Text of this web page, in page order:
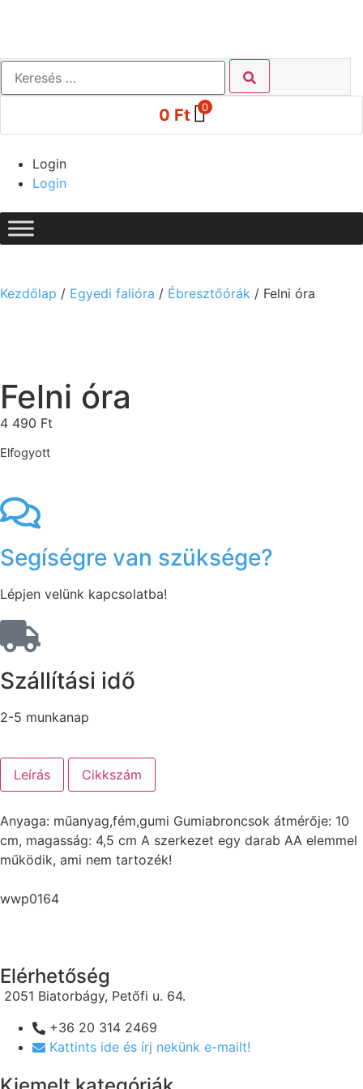
0 Ft 0
Login
Login
Kezdőlap / Egyedi falióra / Ébresztőórák / Felni óra
Felni óra
4 490 Ft
Elfogyott
Segíségre van szüksége?
Lépjen velünk kapcsolatba!
Szállítási idő
2-5 munkanap
Leírás Cikkszám
Anyaga: műanyag,fém,gumi Gumiabroncsok átmérője: 10
cm, magasság: 4,5 cm A szerkezet egy darab AA elemmel
működik, ami nem tartozék!
wwp0164
Elérhetőség
2051 Biatorbágy, Petőfi u. 64.
+36 20 314 2469
Kattints ide és írj nekünk e-mailt!